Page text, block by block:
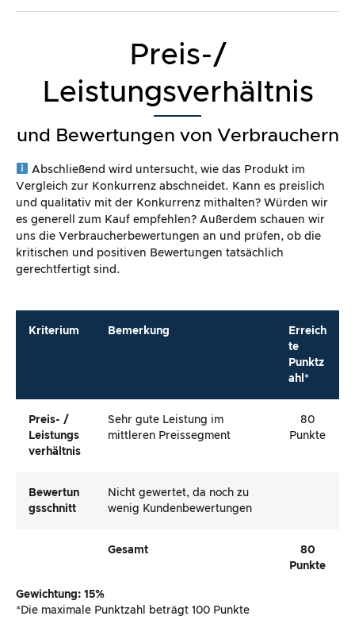
Preis-/
Leistungsverhältnis
und Bewertungen von Verbrauchern
Abschließend wird untersucht, wie das Produkt im
Vergleich zur Konkurrenz abschneidet. Kann es preislich
und qualitativ mit der Konkurrenz mithalten? Würden wir
es generell zum Kauf empfehlen? Außerdem schauen wir
uns die Verbraucherbewertungen an und prüfen, ob die
kritischen und positiven Bewertungen tatsächlich
gerechtfertigt sind.
Kriterium Bemerkung
Erreich
te
Punktz
ahl*
Preis- /
Leistungs
Verhältnis
Sehr gute Leistung im
mittleren Preissegment
80
Punkte
Bewertun
Gsschnitt
Nicht gewertet, da noch zu
wenig Kundenbewertungen
Gesamt
80
Punkte
Gewichtung: 15%
*Die maximale Punktzahl beträgt 100 Punkte